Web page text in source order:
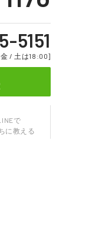
5151
/ 土は18:00]
で
に教える